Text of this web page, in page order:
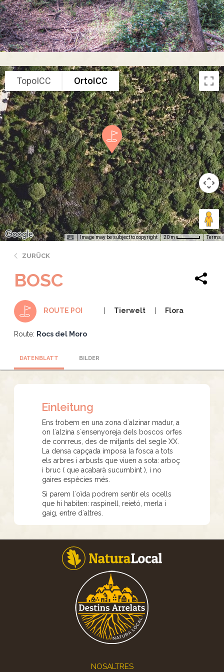
TopoICC OrtoICC
Image may be subject to copyright 20 m Terms
ZURÜCK
BOSC
ROUTE POI Tierwelt Flora
Route: Rocs del Moro
DATENBLATT BILDER
Einleitung
Ens trobem en una zona d´alzinar madur, a
on l´alzina s´ensenyoreja dels boscos orfes
de conrreus, des de mitjants del segle XX.
La densa capçada imposa la fosca a tots
els arbres i arbusts que viuen a sota: arboç
i bruc ( que acabarà sucumbint ), i no
gaires espècies més.
Si parem l´oïda podrem sentir els ocells
que hi habiten: raspinell, reietó, merla i
gaig, entre d´altres.
NOSALTRES